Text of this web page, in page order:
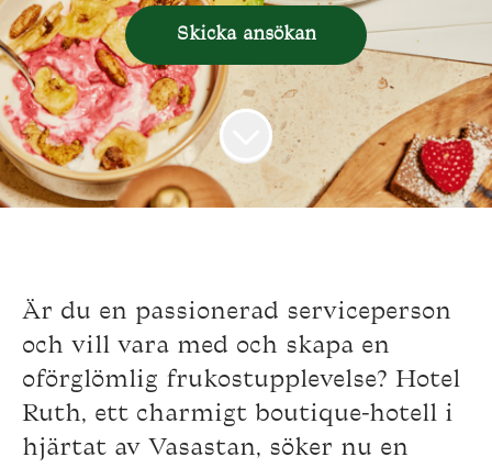
Skicka ansökan
Är du en passionerad serviceperson
och vill vara med och skapa en
oförglömlig frukostupplevelse? Hotel
Ruth, ett charmigt boutique-hotell i
hjärtat av Vasastan, söker nu en